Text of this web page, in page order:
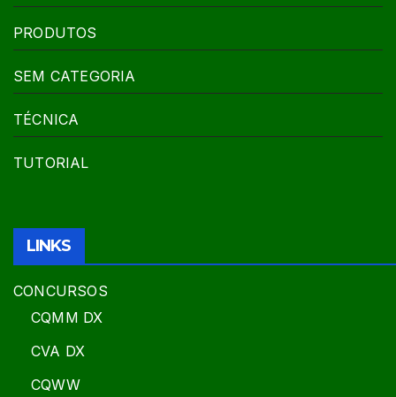
PRODUTOS
SEM CATEGORIA
TÉCNICA
TUTORIAL
LINKS
CONCURSOS
CQMM DX
CVA DX
CQWW